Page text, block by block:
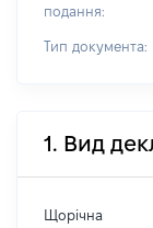
подання:
Тип документа:
1. Вид
Щорічна